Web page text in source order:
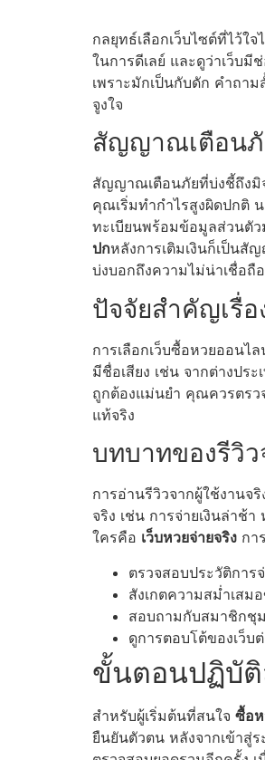
กลยุทธ์เลือกเว็บไซต์ที่ไว้ใ
ในการดีเลย์ และดูว่าเว็บ
เพราะมักเป็นกับดัก คำถาม
จูงใจ
สัญญาณเตือนภั
สัญญาณเตือนภัยที่บ่งชี้ถึงมิ
คุณเริ่มทำกำไรสูงผิดปกติ
ทะเบียนพร้อมข้อมูลส่วนตัว
ปกหลังการเติมเงินก็เป็น
บ่งบอกถึงความไม่น่าเชื่อถือ
ปัจจัยสำคัญเรื่
การเลือกเว็บซื้อหวยออนไ
มีชื่อเสียง เช่น จากต่างปร
ถูกต้องแม่นยำ คุณควรตรว
แท้จริง
บทบาทของรีวิ
การอ่านรีวิวจากผู้ใช้งานจ
จริง เช่น การจ่ายเงินล่าช้
ใครคือ เว็บหวยจ่ายจริง กา
ตรวจสอบประวัติการ
สังเกตความสม่ำเสม
สอบถามกับสมาชิกชุ
ดูการตอบโต้ของเว็บ
ขั้นตอนปฏิบัติ
สำหรับผู้เริ่มต้นที่สนใจ ซื้อ
ยืนยันตัวตน หลังจากเข้าสู่